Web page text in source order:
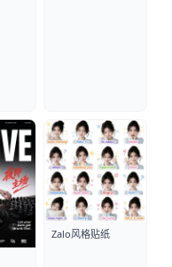
Zalo风格贴纸